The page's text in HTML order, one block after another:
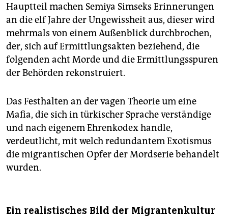
Hauptteil machen Semiya Simseks Erinnerungen
an die elf Jahre der Ungewissheit aus, dieser wird
mehrmals von einem Außenblick durchbrochen,
der, sich auf Ermittlungsakten beziehend, die
folgenden acht Morde und die Ermittlungsspuren
der Behörden rekonstruiert.
Das Festhalten an der vagen Theorie um eine
Mafia, die sich in türkischer Sprache verständige
und nach eigenem Ehrenkodex handle,
verdeutlicht, mit welch redundantem Exotismus
die migrantischen Opfer der Mordserie behandelt
wurden.
Ein realistisches Bild der Migrantenkultur